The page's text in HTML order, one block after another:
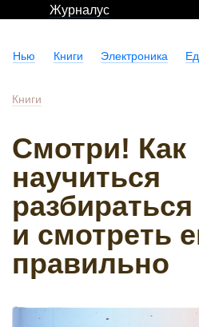
Журналус
Нью Книги Электроника
Книги
Смотри! Как
научиться
и смотреть
правильно